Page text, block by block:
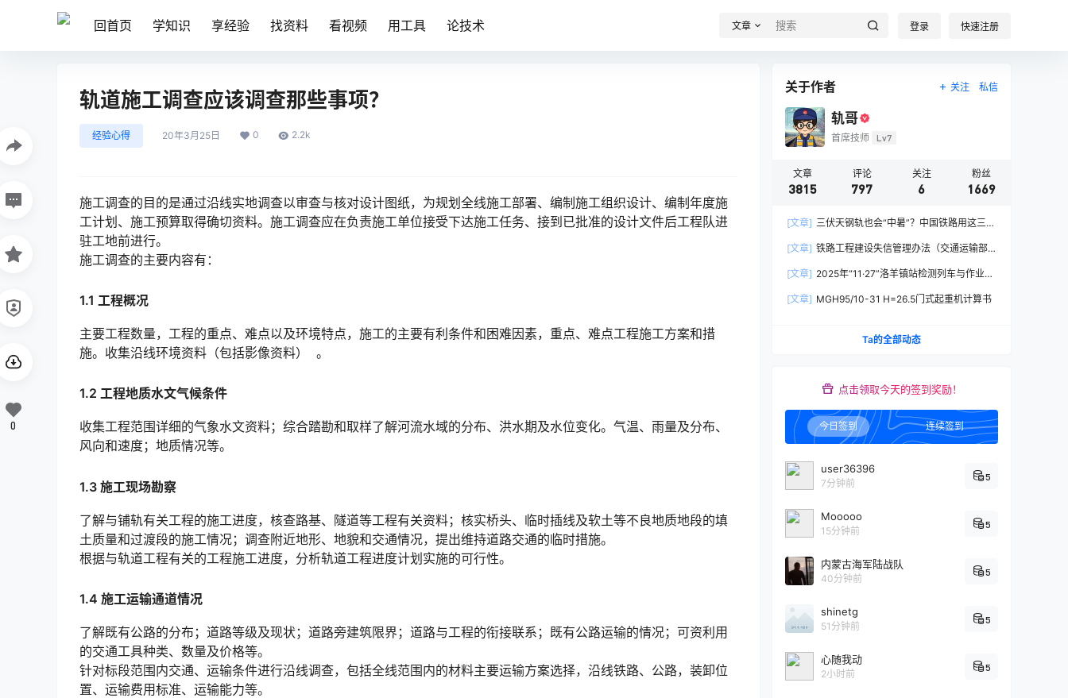
回首页 学知识 享经验 找资料 看视频 用工具 论技术 文章 登录 快速注册
轨道施工调查应该调查那些事项？
经验心得 20年3月25日 0 2.2k
施工调查的目的是通过沿线实地调查以审查与核对设计图纸，为规划全线施工部署、编制施工组织设计、编制年度施
工计划、施工预算取得确切资料。施工调查应在负责施工单位接受下达施工任务、接到已批准的设计文件后工程队进
驻工地前进行。󠅅󠅃󠄵󠅂󠄪󠇖󠆨󠆨󠇕󠆞󠆒󠅬󠇘󠆭󠆘󠇙󠆝󠅵󠇗󠆭󠆁󠄐󠇗󠅹󠅸󠇖󠆍󠅳󠇖󠅹󠅰󠇖󠆌󠅹
施工调查的主要内容有：
1.1 工程概况
主要工程数量，工程的重点、难点以及环境特点，施工的主要有利条件和困难因素，重点、难点工程施工方案和措
施。收集沿线环境资料（包括影像资料） 。
1.2 工程地质水文气候条件
收集工程范围详细的气象水文资料；综合踏勘和取样了解河流水域的分布、洪水期及水位变化。气温、雨量及分布、
风向和速度；地质情况等。
1.3 施工现场勘察
了解与铺轨有关工程的施工进度，核查路基、隧道等工程有关资料；核实桥头、临时插线及软土等不良地质地段的填
土质量和过渡段的施工情况；调查附近地形、地貌和交通情况，提出维持道路交通的临时措施。󠅅󠅃󠄵󠅂󠄪󠇖󠆨󠆨󠇕󠆞󠆒󠅬󠇘󠆭󠆘󠇙󠆝󠅵󠇗󠆭󠆁󠄐󠇗󠅹󠅸󠇖󠆍󠅳󠇖󠅹󠅰󠇖󠆌󠅹
根据与轨道工程有关的工程施工进度，分析轨道工程进度计划实施的可行性。
1.4 施工运输通道情况
了解既有公路的分布；道路等级及现状；道路旁建筑限界；道路与工程的衔接联系；既有公路运输的情况；可资利用
的交通工具种类、数量及价格等。
针对标段范围内交通、运输条件进行沿线调查，包括全线范围内的材料主要运输方案选择，沿线铁路、公路，装卸位
置、运输费用标准、运输能力等。
0
关于作者 关注 私信
轨哥
首席技师 Lv7
文章
3815
评论
797
关注
6
粉丝
1669
[文章] 三伏天钢轨也会“中暑”？中国铁路用这三招
[文章] 铁路工程建设失信管理办法（交通运输部
[文章] 2025年“11·27”洛羊镇站检测列车与作业人
[文章] MGH95/10-31 H=26.5门式起重机计算书
Ta的全部动态
点击领取今天的签到奖励！
今日签到 连续签到
user36396
7分钟前
5
Mooooo
15分钟前
5
内蒙古海军陆战队
40分钟前
5
shinetg
51分钟前
5
心随我动
2小时前
5